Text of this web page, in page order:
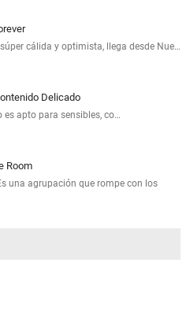
cálida y optimista, llega desde Nue…
Delicado
es apto para sensibles, co…
Room
Es una agrupación que rompe con los